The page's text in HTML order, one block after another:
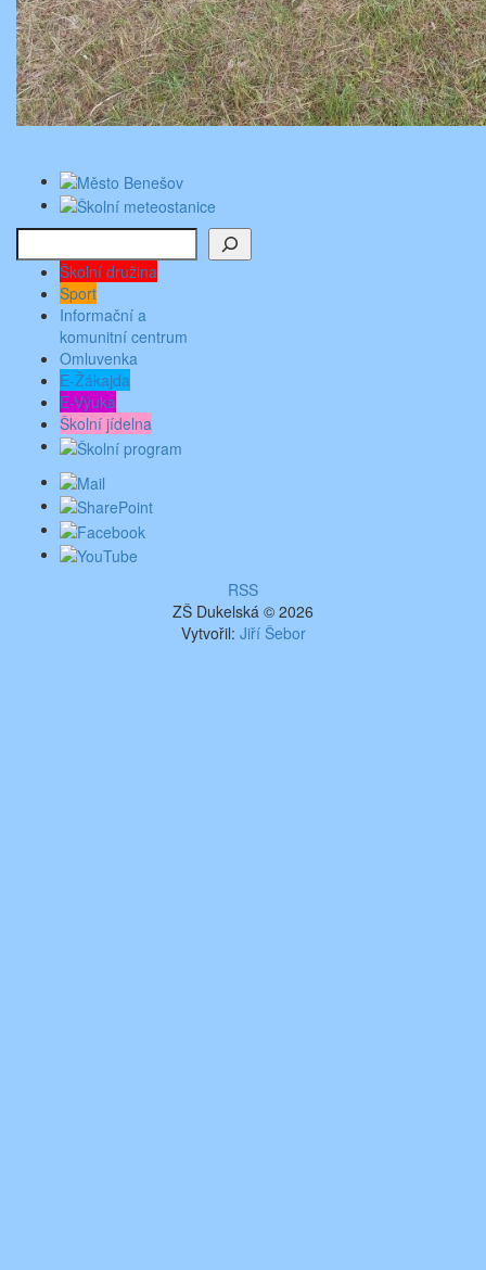
Školní družina
Sport
Informační a
komunitní centrum
Omluvenka
E-Žákajda
E-Výuka
Školní jídelna
RSS
ZŠ Dukelská © 2026
Vytvořil: Jiří Šebor